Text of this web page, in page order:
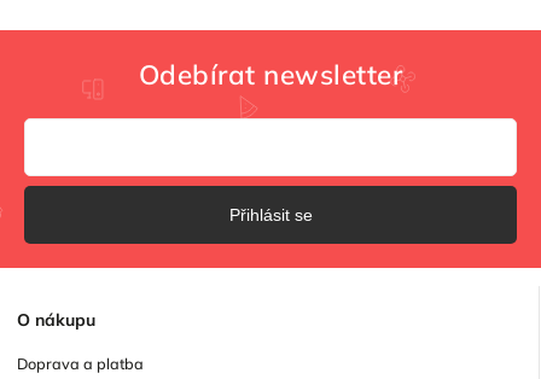
O nákupu
Doprava a platba
Odebírat newsletter
Přihlásit se